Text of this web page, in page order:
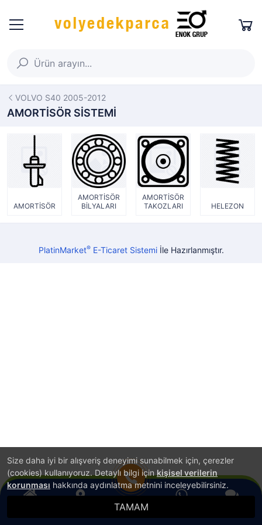
Size daha iyi bir alışveriş deneyimi sunabilmek için, çerezler
(cookies) kullanıyoruz. Detaylı bilgi için kişisel verilerin
korunması hakkında aydınlatma metnini inceleyebilirsiniz.
TAMAM
Hemen Ara
VOLVO S40 2005-2012
AMORTİSÖR SİSTEMİ
AMORTİSÖR
AMORTİSÖR
BİLYALARI
AMORTİSÖR
TAKOZLARI
HELEZON
PlatinMarket®E-Ticaret Sistemiİle Hazırlanmıştır.